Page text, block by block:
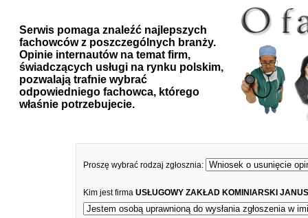
Serwis pomaga znaleźć najlepszych
fachowców z poszczególnych branży.
Opinie internautów na temat firm,
świadczących usługi na rynku polskim,
pozwalają trafnie wybrać
odpowiedniego fachowca, którego
właśnie potrzebujecie.
Proszę wybrać rodzaj zgłosznia:
Kim jest firma USŁUGOWY ZAKŁAD KOMINIARSKI